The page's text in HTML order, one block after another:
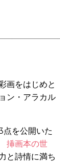
画をはじめと
ン・アラカル
点を公開いた
挿画本の世
と詩情に満ち